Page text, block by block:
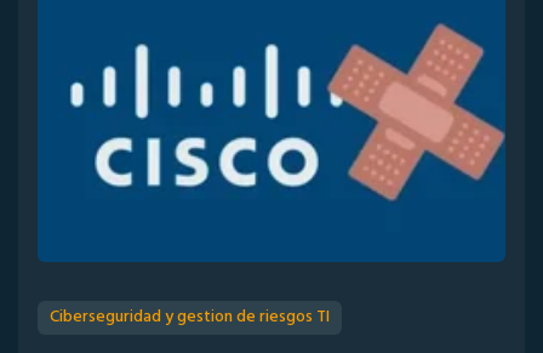
Ciberseguridad y gestion de riesgos TI